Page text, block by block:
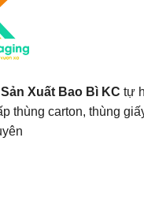
Xuất Bao Bì KC tự
thùng carton, thùng